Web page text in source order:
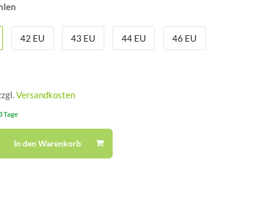
42 EU 43 EU 44 EU 46 EU
Versandkosten
Tage
In den Warenkorb